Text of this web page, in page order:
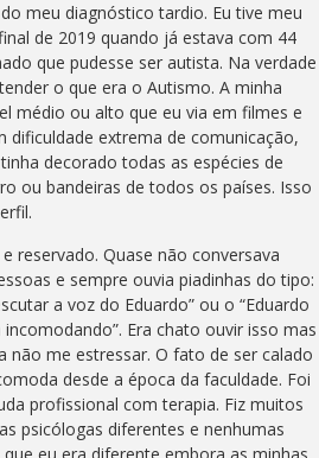
meu diagnóstico tardio. Eu tive meu
de 2019 quando já estava com 44
que pudesse ser autista. Na verdade
o que era o Autismo. A minha
médio ou alto que eu via em filmes e
dificuldade extrema de comunicação,
decorado todas as espécies de
ou bandeiras de todos os países. Isso
reservado. Quase não conversava
e sempre ouvia piadinhas do tipo:
a voz do Eduardo” ou o “Eduardo
Era chato ouvir isso mas
não me estressar. O fato de ser calado
desde a época da faculdade. Foi
profissional com terapia. Fiz muitos
psicólogas diferentes e nenhumas
eu era diferente embora as minhas